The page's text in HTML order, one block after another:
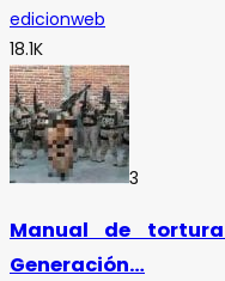
edicionweb
18.1K
3
Manual de
Generación…